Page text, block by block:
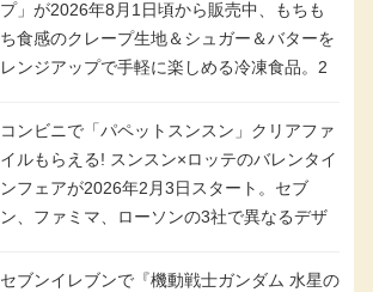
プ」が2026年8月1日頃から販売中、もちも
ち食感のクレープ生地＆シュガー＆バターを
レンジアップで手軽に楽しめる冷凍食品。2
コンビニで「パペットスンスン」クリアファ
イルもらえる! スンスン×ロッテのバレンタイ
ンフェアが2026年2月3日スタート。セブ
ン、ファミマ、ローソンの3社で異なるデザ
セブンイレブンで『機動戦士ガンダム 水星の